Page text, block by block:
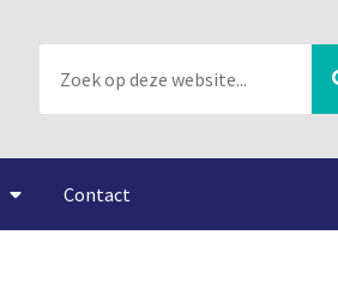
Contact